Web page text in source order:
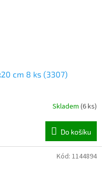
cm 8 ks (3307)
Skladem (6 ks)
Do košíku
Kód: 1144894